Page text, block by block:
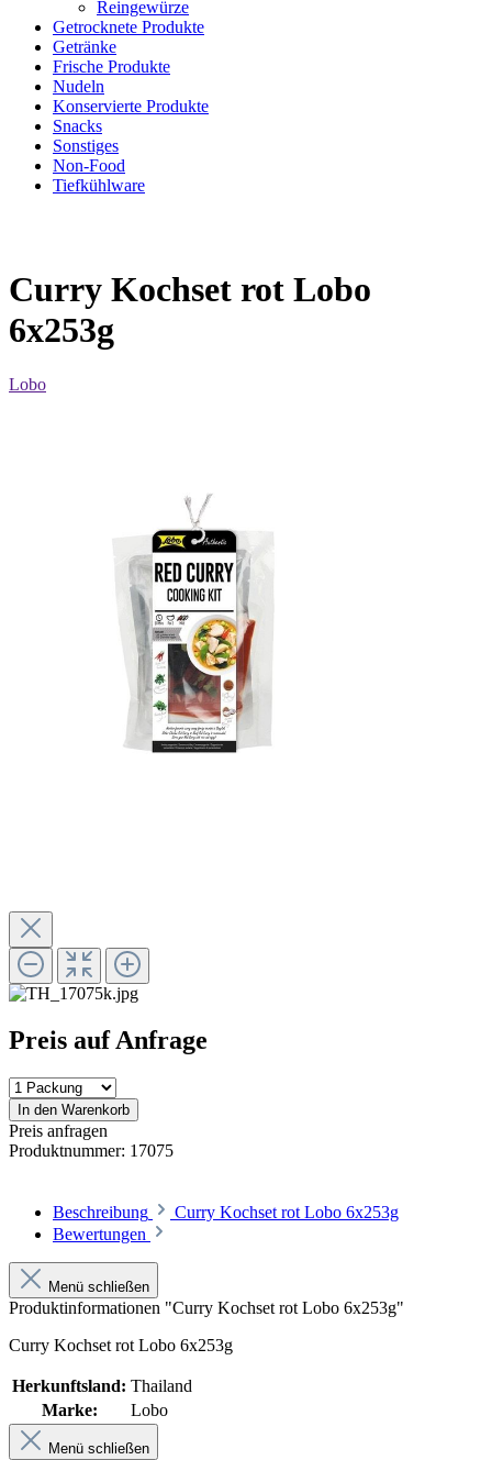
Reingewürze
Getrocknete Produkte
Getränke
Frische Produkte
Nudeln
Konservierte Produkte
Snacks
Sonstiges
Non-Food
Tiefkühlware
Curry Kochset rot Lobo
6x253g
Lobo
Preis auf Anfrage
In den Warenkorb
Preis anfragen
Produktnummer: 17075
Beschreibung
Curry Kochset rot Lobo 6x253g
Bewertungen
Menü schließen
Produktinformationen "Curry Kochset rot Lobo 6x253g"
Curry Kochset rot Lobo 6x253g
Herkunftsland: Thailand
Marke:
Lobo
Menü schließen